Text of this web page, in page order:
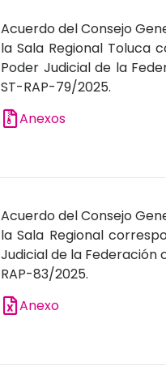
Acuerdo del Consejo
la Sala Regional Toluca
Poder Judicial de la
ST-RAP-79/2025.
Anexos
Acuerdo del Consejo
la Sala Regional
Judicial de la Federación
RAP-83/2025.
Anexo